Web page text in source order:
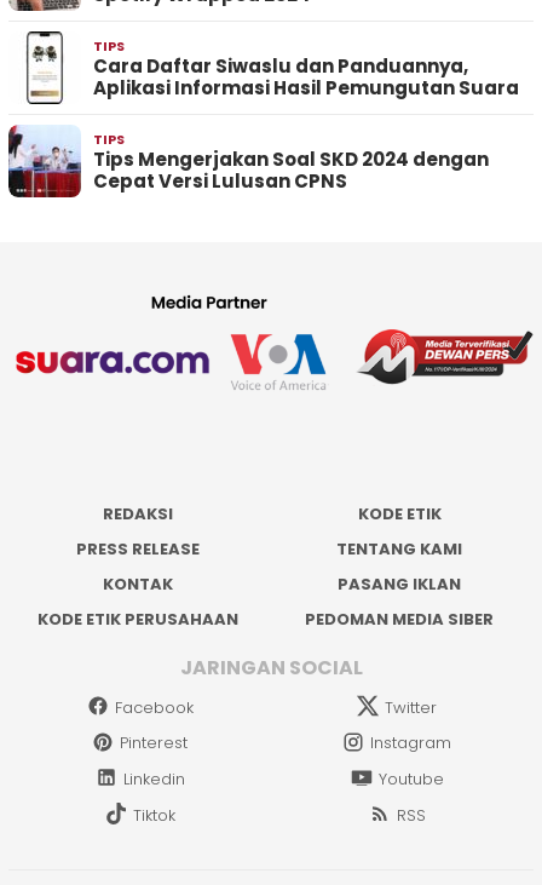
TIPS
Cara Daftar Siwaslu dan Panduannya,
Aplikasi Informasi Hasil Pemungutan Suara
TIPS
Tips Mengerjakan Soal SKD 2024 dengan
Cepat Versi Lulusan CPNS
REDAKSI
KODE ETIK
PRESS RELEASE
TENTANG KAMI
KONTAK
PASANG IKLAN
KODE ETIK PERUSAHAAN
PEDOMAN MEDIA SIBER
JARINGAN SOCIAL
Facebook
Twitter
Pinterest
Instagram
Linkedin
Youtube
Tiktok
RSS